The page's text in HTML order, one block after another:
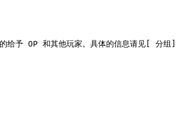
给予 OP 和其他玩家。具体的信息请见[ 分组]